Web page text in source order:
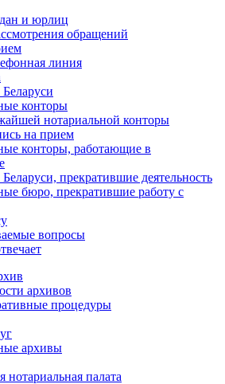
и юрлиц
обращений
линия
конторы
нотариальной конторы
на прием
конторы, работающие в
прекратившие деятельность
бюро, прекратившие работу с
вопросы
архивов
процедуры
архивы
нотариальная палата